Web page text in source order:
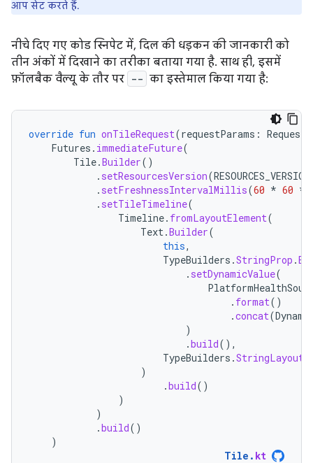
आप सेट करते हैं.
नीचे दिए गए कोड स्निपेट में, दिल की धड़कन की जानकारी को
तीन अंकों में दिखाने का तरीका बताया गया है. साथ ही, इसमें
फ़ॉलबैक वैल्यू के तौर पर -- का इस्तेमाल किया गया है:
override fun onTileRequest(requestParams :
Futures . immediateFuture(
Tile.Builder()
. setResourcesVersion(RESOURCES_VERSION
. setFreshnessIntervalMillis(60 * 60 *
. setTileTimeline(
Timeline. fromLayoutElement(
Text.Builder(
this,
TypeBuilders .StringProp .
. setDynamicValue(
. format()
.concat(
)
.build(),
TypeBuilders .
)
.build()
)
)
.build()
)
Tile . kt